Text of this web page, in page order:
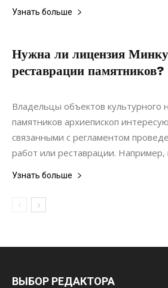
Узнать больше
Нужна ли лицензия
реставрации памятников?
22.05.2022
Владельцы объектов культурного
памятников архиепископ
связанными с регламентом
работ или реставрации. Например,
Узнать больше
ВЫБОР РЕДАКТОРА